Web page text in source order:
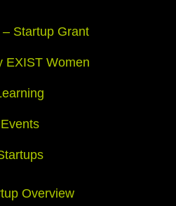
– Startup Grant
EXIST Women
Events
Overview